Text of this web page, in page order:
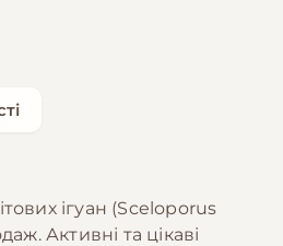
ігуан (Sceloporus
Активні та цікаві